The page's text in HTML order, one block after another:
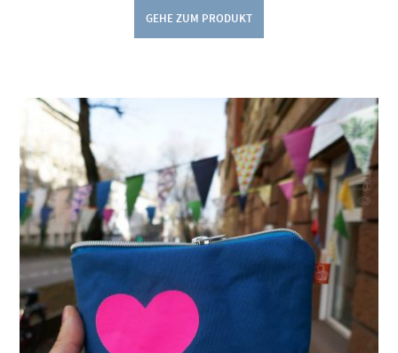
GEHE ZUM PRODUKT